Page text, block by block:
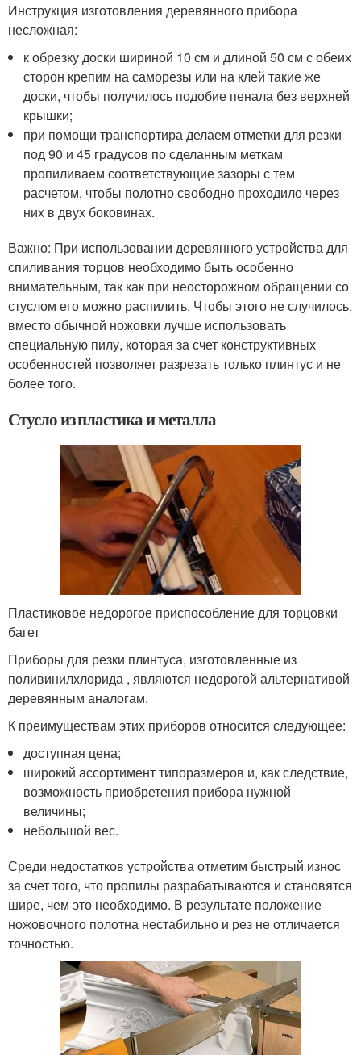
Инструкция изготовления деревянного прибора
несложная:
к обрезку доски шириной 10 см и длиной 50 см с обеих
сторон крепим на саморезы или на клей такие же
доски, чтобы получилось подобие пенала без верхней
крышки;
при помощи транспортира делаем отметки для резки
под 90 и 45 градусов по сделанным меткам
пропиливаем соответствующие зазоры с тем
расчетом, чтобы полотно свободно проходило через
них в двух боковинах.
Важно: При использовании деревянного устройства для
спиливания торцов необходимо быть особенно
внимательным, так как при неосторожном обращении со
стуслом его можно распилить. Чтобы этого не случилось,
вместо обычной ножовки лучше использовать
специальную пилу, которая за счет конструктивных
особенностей позволяет разрезать только плинтус и не
более того.
Стусло из пластика и металла
Пластиковое недорогое приспособление для торцовки
багет
Приборы для резки плинтуса, изготовленные из
поливинилхлорида , являются недорогой альтернативой
деревянным аналогам.
К преимуществам этих приборов относится следующее:
доступная цена;
широкий ассортимент типоразмеров и, как следствие,
возможность приобретения прибора нужной
величины;
небольшой вес.
Среди недостатков устройства отметим быстрый износ
за счет того, что пропилы разрабатываются и становятся
шире, чем это необходимо. В результате положение
ножовочного полотна нестабильно и рез не отличается
точностью.